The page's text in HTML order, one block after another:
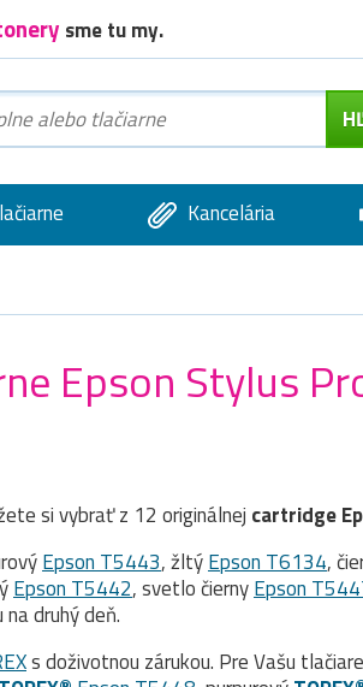
sme tu my.
Kancelária
Epson Stylus
si vybrať z 12 originálnej cartridge
Epson T5443, žltýEpson T6134,
Epson T5442, svetlo čiernyEpson
druhý deň.
s doživotnou zárukou. Pre Vašu